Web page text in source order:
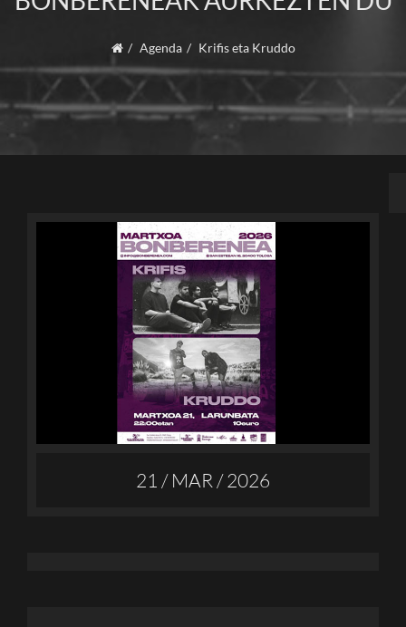
Agenda Krifis eta Kruddo
21 / MAR / 2026